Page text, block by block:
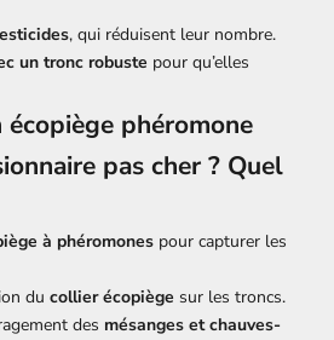
, qui réduisent leur nombre.
un tronc robuste pour qu’elles
phéromone
pas cher ? Quel
à phéromones pour capturer les
du collier écopiège sur les troncs.
des mésanges et chauves-